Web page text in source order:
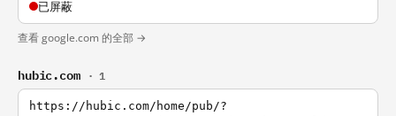
已屏蔽
查看 google.com 的全部 →
hubic.com · 1
https://hubic.com/home/pub/?